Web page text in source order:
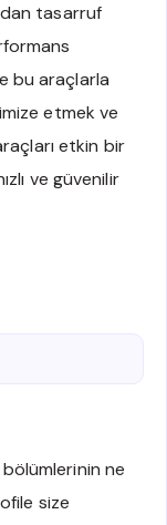
tasarruf
bu araçlarla
etmek ve
etkin bir
ve güvenilir
ne
size